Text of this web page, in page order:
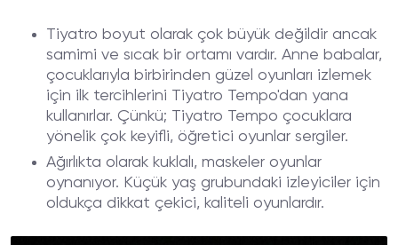
Tiyatro boyut olarak çok büyük değildir ancak
samimi ve sıcak bir ortamı vardır. Anne babalar,
çocuklarıyla birbirinden güzel oyunları izlemek
için ilk tercihlerini Tiyatro Tempo'dan yana
kullanırlar. Çünkü; Tiyatro Tempo çocuklara
yönelik çok keyifli, öğretici oyunlar sergiler.
Ağırlıkta olarak kuklalı, maskeler oyunlar
oynanıyor. Küçük yaş grubundaki izleyiciler için
oldukça dikkat çekici, kaliteli oyunlardır.